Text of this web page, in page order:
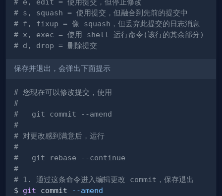
# e, edit = 使用提交，但停止修改
# s, squash = 使用提交，但融合到先前的提交中
# f, fixup = 像 squash，但丢弃此提交的日志消息
# x, exec = 使用 shell 运行命令(该行的其余部分)
# d, drop = 删除提交
保存并退出，会弹出下面提示
# 您现在可以修改提交，使用
#
#   git commit --amend
#
# 对更改感到满意后，运行
#
#   git rebase --continue
#
# 1. 通过这条命令进入编辑更改 commit，保存退出
$ git commit
--amend